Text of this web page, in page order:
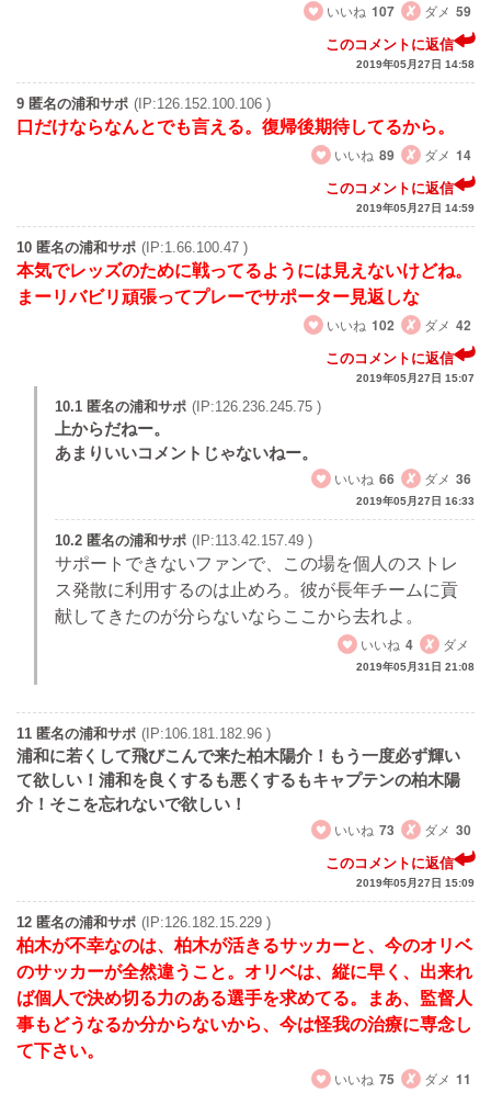
いいね 107 ダメ 59
このコメントに返信
2019年05月27日 14:58
9 匿名の浦和サポ (IP:126.152.100.106 )
口だけならなんとでも言える。復帰後期待してるから。
いいね 89 ダメ 14
このコメントに返信
2019年05月27日 14:59
10 匿名の浦和サポ (IP:1.66.100.47 )
本気でレッズのために戦ってるようには見えないけどね。
まーリバビリ頑張ってプレーでサポーター見返しな
いいね 102 ダメ 42
このコメントに返信
2019年05月27日 15:07
10.1 匿名の浦和サポ (IP:126.236.245.75 )
上からだねー。
あまりいいコメントじゃないねー。
いいね 66 ダメ 36
2019年05月27日 16:33
10.2 匿名の浦和サポ (IP:113.42.157.49 )
サポートできないファンで、この場を個人のストレ
ス発散に利用するのは止めろ。彼が長年チームに貢
献してきたのが分らないならここから去れよ。
いいね 4 ダメ
2019年05月31日 21:08
11 匿名の浦和サポ (IP:106.181.182.96 )
浦和に若くして飛びこんで来た柏木陽介！もう一度必ず輝い
て欲しい！浦和を良くするも悪くするもキャプテンの柏木陽
介！そこを忘れないで欲しい！
いいね 73 ダメ 30
このコメントに返信
2019年05月27日 15:09
12 匿名の浦和サポ (IP:126.182.15.229 )
柏木が不幸なのは、柏木が活きるサッカーと、今のオリベ
のサッカーが全然違うこと。オリベは、縦に早く、出来れ
ば個人で決め切る力のある選手を求めてる。まあ、監督人
事もどうなるか分からないから、今は怪我の治療に専念し
て下さい。
いいね 75 ダメ 11